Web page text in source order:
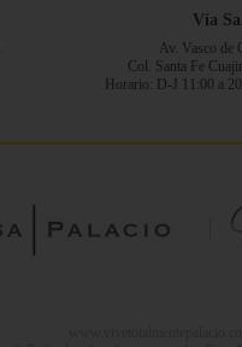
Vía
Av. Vasco de
Col. Santa Fe
Horario: D-J 11:00 a